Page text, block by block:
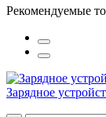
Рекомендуемые
Зарядное